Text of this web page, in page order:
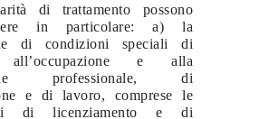
di trattamento possono
in particolare: a) la
di condizioni speciali di
all’occupazione e alla
professionale, di
e di lavoro, comprese le
di licenziamento e di